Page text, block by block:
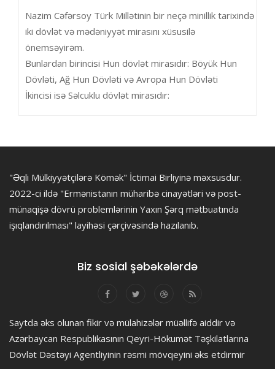
Nazim Cəfərsoy Türk Millətinin bir neçə minillik tarixində
iki dövlət və mədəniyyət mirasını xüsusilə
önemsəyirəm.
Bunlardan birincisi Hun dövlət mirasıdır: Böyük Hun
Dövləti, Ağ Hun Dövləti və Avropa Hun Dövləti
İkincisi isə Səlcuklu dövlət mirasıdır:
"Əqli Mülkiyyətçilərə Kömək" İctimai Birliyinə məxsusdur.
2022-ci ildə "Ermənistanın müharibə cinayətləri və post-
münaqişə dövrü problemlərinin Yaxın Şərq mətbuatında
işıqlandırılması" layihəsi çərçivəsində hazılanıb.
Biz sosial şəbəkələrdə
Saytda əks olunan fikir və mülahizələr müəllifə aiddir və
Azərbaycan Respublikasının Qeyri-Hökumət Təşkilatlarına
Dövlət Dəstəyi Agentliyinin rəsmi mövqeyini əks etdirmir